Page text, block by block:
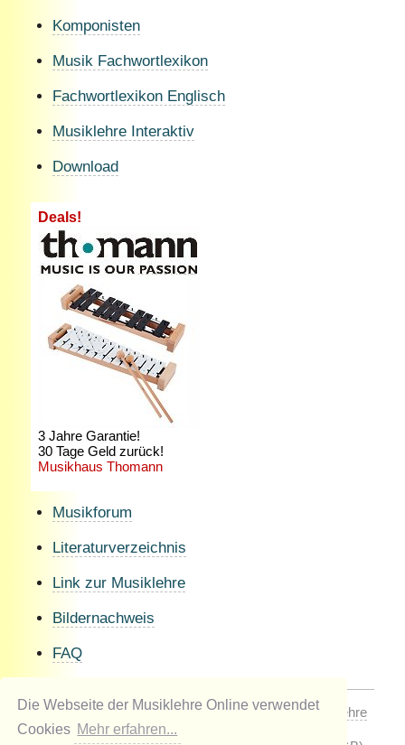
Die Webseite der Musiklehre Online verwendet
Cookies Mehr erfahren...
Komponisten
Musik Fachwortlexikon
Fachwortlexikon Englisch
Musiklehre Interaktiv
Download
Musikforum
Literaturverzeichnis
Link zur Musiklehre
Bildernachweis
FAQ
© 1998 / 2026 by Johannes Kaiser-KaplanerMusiklehre
Online- Alle Rechte vorbehalten!